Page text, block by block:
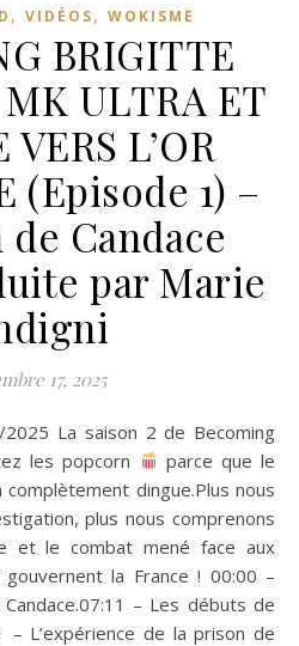
, VIDÉOS, WOKISME
BRIGITTE
ULTRA ET
L’OR
(Episode 1) –
Candace
par Marie
17, 2025
les popcorn
parce que le
dingue.Plus nous
plus nous comprenons
et le combat mené face aux
la France ! 00:00 –
– Les débuts de
L’expérience de la prison de